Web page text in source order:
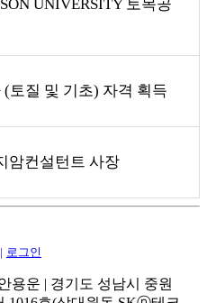
UNIVERSITY 토목공
(토질 및 기초) 자격 획득
암컨설턴트 사장
| 로그인
용운 | 경기도 성남시 중원